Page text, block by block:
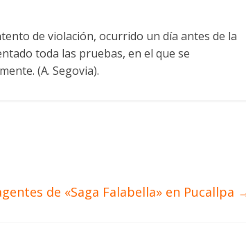
de violación, ocurrido un día antes de la
toda las pruebas, en el que se
(A. Segovia).
de «Saga Falabella» en Pucallpa